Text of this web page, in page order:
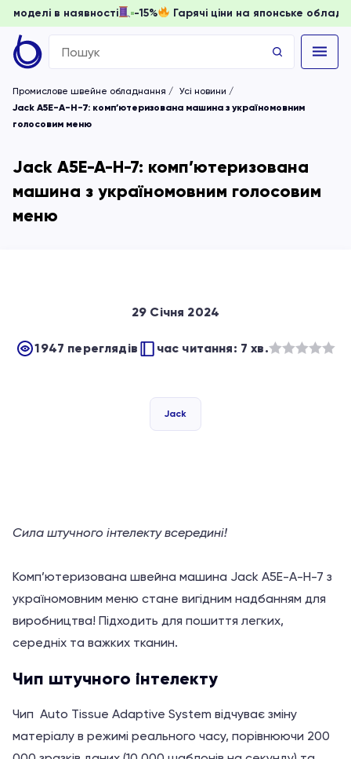
доки моделі в наявності -15% Гарячі ціни на
Search
for:
Промислове швейне обладнання
Усі новини
Jack A5E-A-H-7: комп’ютеризована машина з україномовним
голосовим меню
Jack A5E-A-H-7: комп’ютеризована
машина з україномовним голосовим
меню
29 Січня 2024
1947 переглядів час читання: 7 хв.
Jack
Сила штучного інтелекту всередині!
Комп’ютеризована швейна машина Jack A5E-A-H-7 з
україномовним меню стане вигідним надбанням для
виробництва! Підходить для пошиття легких,
середніх та важких тканин.
Чип штучного інтелекту
Чип Auto Tissue Adaptive System відчуває зміну
матеріалу в режимі реального часу, порівнюючи 200